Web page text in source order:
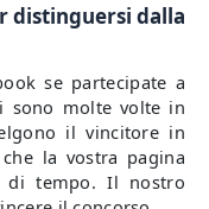
distinguersi dalla
se partecipate a
sono molte volte in
il vincitore in
la vostra pagina
di tempo. Il nostro